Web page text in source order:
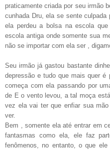
praticamente criada por seu irmão
cunhada Dru, ela se sente
ela perdeu a bolsa na escola
escola antiga onde somente sua
não se importar com ela ser ,
Seu irmão já gastou bastante
depressão e tudo que mais quer
começa com ela passando por
de E o vento levou, a tal moça
vez ela vai ter que enfiar sua
ver.
Bem , somente ela até entrar em
fantasmas como ela, ele faz
fenômenos, no entanto, o que